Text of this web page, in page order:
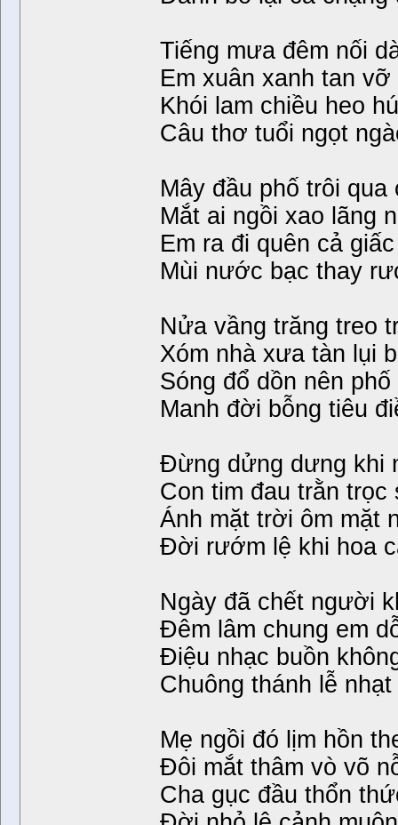
Tiếng mưa đêm nối
Em xuân xanh tan
Khói lam chiều heo
Câu thơ tuổi ngọt
Mây đầu phố trôi
Mắt ai ngồi xao lãng
Em ra đi quên cả
Mùi nước bạc thay
Nửa vầng trăng treo
Xóm nhà xưa tàn lụi
Sóng đổ dồn nên
Manh đời bỗng tiêu
Đừng dửng dưng khi
Con tim đau trằn trọc
Ánh mặt trời ôm mặt
Đời rướm lệ khi hoa
Ngày đã chết người
Đêm lâm chung em
Điệu nhạc buồn
Chuông thánh lễ
Mẹ ngồi đó lịm hồn
Đôi mắt thâm vò võ
Cha gục đầu thổn